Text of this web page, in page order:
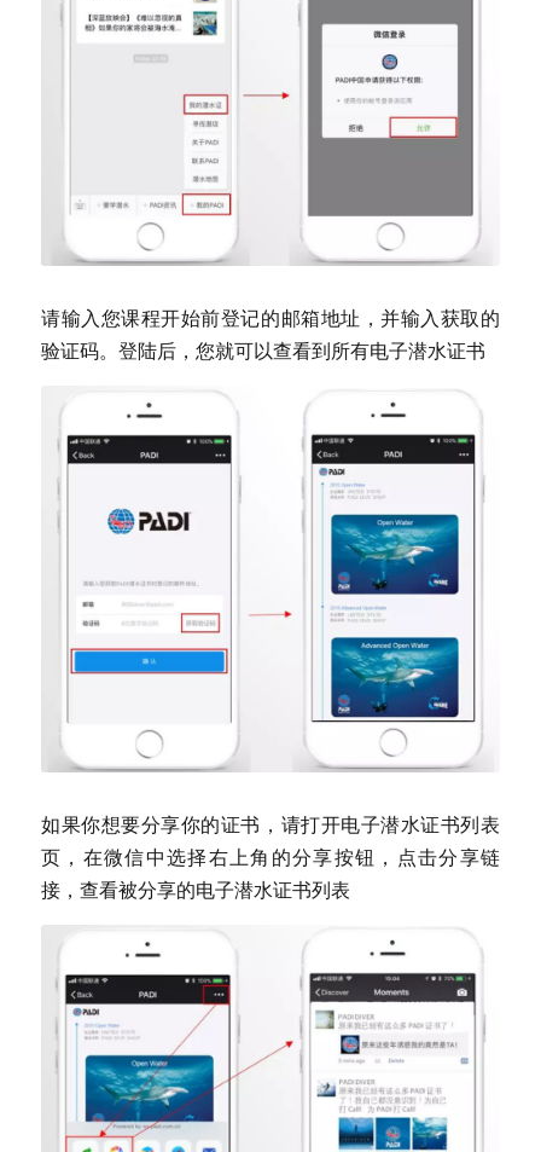
请输入您课程开始前登记的邮箱地址，并输入获取的
验证码。登陆后，您就可以查看到所有电子潜水证书
如果你想要分享你的证书，请打开电子潜水证书列表
页，在微信中选择右上角的分享按钮，点击分享链
接，查看被分享的电子潜水证书列表